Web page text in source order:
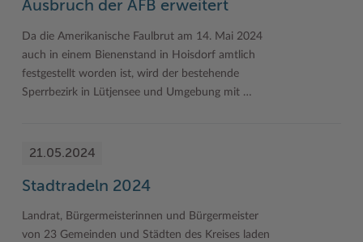
Ausbruch der AFB erweitert
Da die Amerikanische Faulbrut am 14. Mai 2024
auch in einem Bienenstand in Hoisdorf amtlich
festgestellt worden ist, wird der bestehende
Sperrbezirk in Lütjensee und Umgebung mit …
21.05.2024
Stadtradeln 2024
Landrat, Bürgermeisterinnen und Bürgermeister
von 23 Gemeinden und Städten des Kreises laden